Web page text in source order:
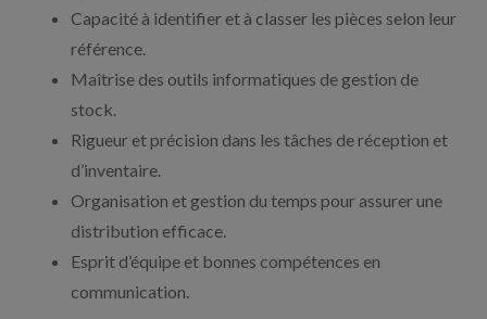
Capacité à identifier et à classer les pièces selon leur
référence.
Maîtrise des outils informatiques de gestion de
stock.
Rigueur et précision dans les tâches de réception et
d’inventaire.
Organisation et gestion du temps pour assurer une
distribution efficace.
Esprit d’équipe et bonnes compétences en
communication.